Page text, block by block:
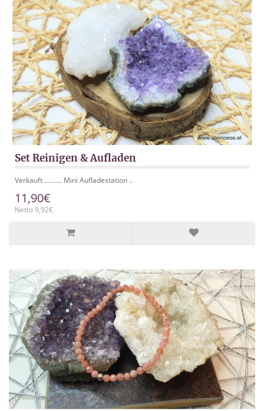
Set Reinigen & Aufladen
Verkauft .......... Mini Aufladestation ..
11,90€
Netto 9,92€